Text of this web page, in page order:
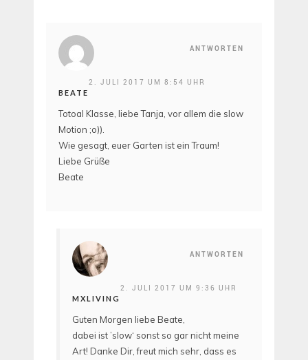
ANTWORTEN
BEATE
2. JULI 2017 UM 8:54 UHR
Totoal Klasse, liebe Tanja, vor allem die slow
Motion ;o)).
Wie gesagt, euer Garten ist ein Traum!
Liebe Grüße
Beate
ANTWORTEN
MXLIVING
2. JULI 2017 UM 9:36 UHR
Guten Morgen liebe Beate,
dabei ist ’slow‘ sonst so gar nicht meine
Art! Danke Dir, freut mich sehr, dass es